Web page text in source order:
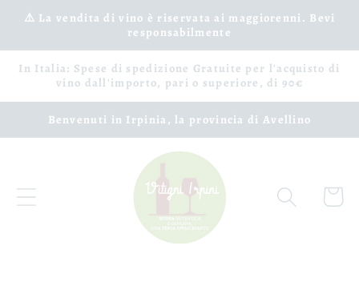
Vai
direttamente
⚠️ La vendita di vino è riservata ai maggiorenni. Bevi
responsabilmente
In Italia: Spese di spedizione Gratuite per l'acquisto di
vino dall'importo, pari o superiore, di 90€
Benvenuti in Irpinia, la provincia di Avellino
Carrello